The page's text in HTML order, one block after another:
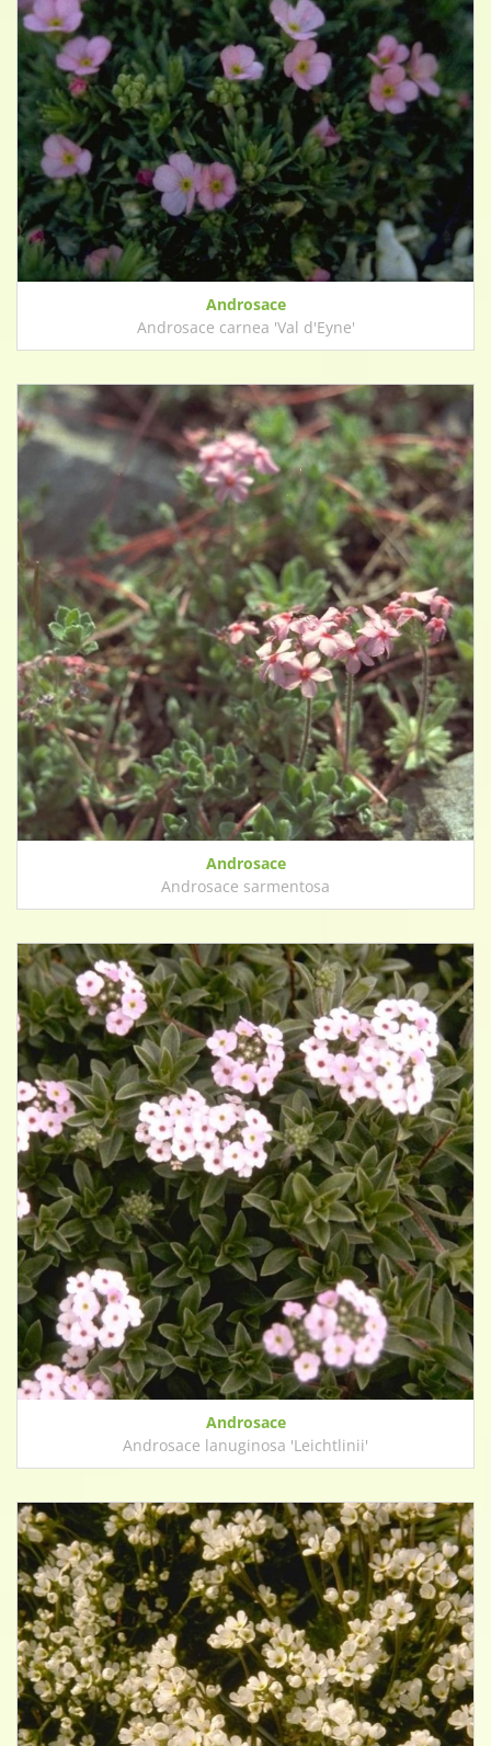
Androsace
Androsace carnea 'Val d'Eyne'
Androsace
Androsace sarmentosa
Androsace
Androsace lanuginosa 'Leichtlinii'